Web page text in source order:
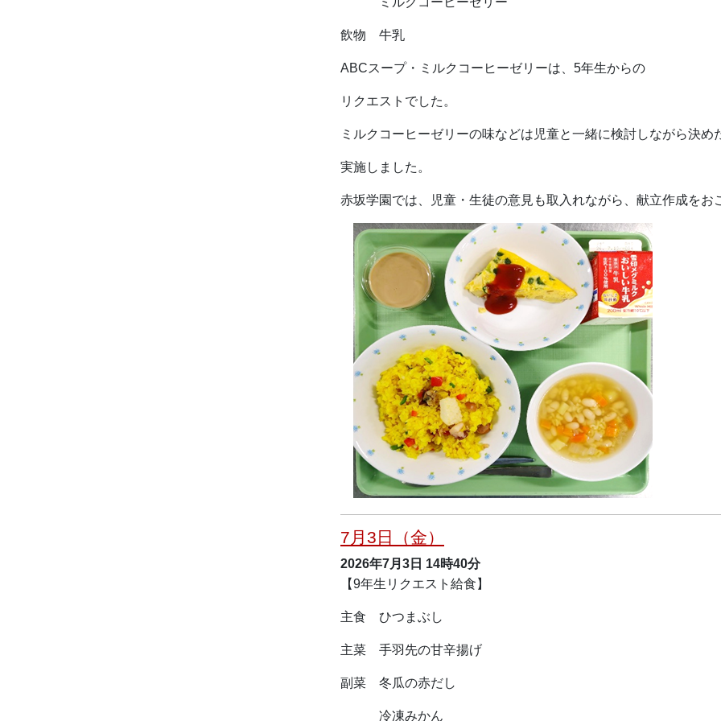
飲物 牛乳
ABCスープ・ミルクコーヒーゼリーは、5年生からの
リクエストでした。
ミルクコーヒーゼリーの味などは児童と一緒に検討しながら決め
実施しました。
赤坂学園では、児童・生徒の意見も取入れながら、献立作成をお
7月3日（金）
2026年7月3日 14時40分
【9年生リクエスト給食】
主食 ひつまぶし
主菜 手羽先の甘辛揚げ
副菜 冬瓜の赤だし
冷凍みかん